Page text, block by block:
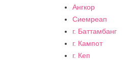
Ангкор
Сиемреап
г. Баттамбанг
г. Кампот
г. Кеп